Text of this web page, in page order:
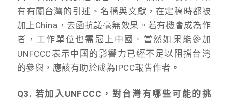
有有關台灣的引述、名稱與文獻，在定稿時都被
加上China，去函抗議毫無效果。若有機會成為作
者，工作單位也需冠上中國。當然如果能參加
UNFCCC表示中國的影響力已經不足以阻擋台灣
的參與，應該有助於成為IPCC報告作者 。
Q3. 若加入UNFCCC，對台灣有哪些可能的挑